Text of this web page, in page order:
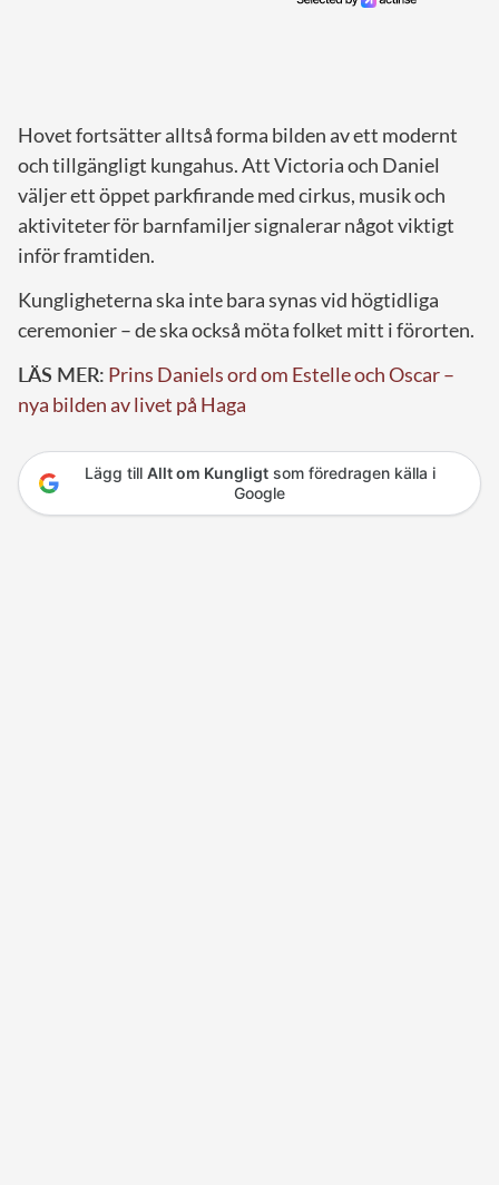
Hovet fortsätter alltså forma bilden av ett modernt
och tillgängligt kungahus. Att Victoria och Daniel
väljer ett öppet parkfirande med cirkus, musik och
aktiviteter för barnfamiljer signalerar något viktigt
inför framtiden.
Kungligheterna ska inte bara synas vid högtidliga
ceremonier – de ska också möta folket mitt i förorten.
LÄS MER: Prins Daniels ord om Estelle och Oscar –
nya bilden av livet på Haga
Lägg till Allt om Kungligtsom föredragen källa i
Google